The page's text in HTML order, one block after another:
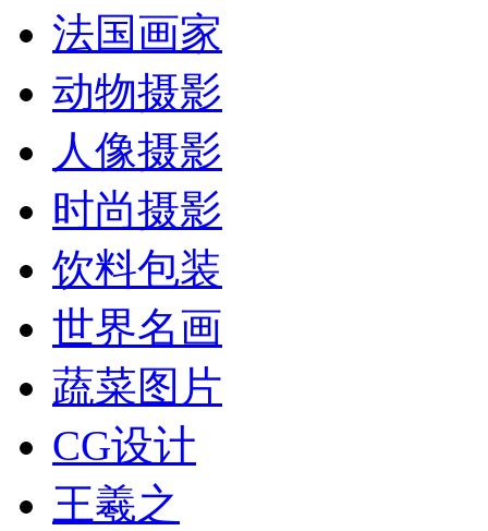
法国画家
动物摄影
人像摄影
时尚摄影
饮料包装
世界名画
蔬菜图片
CG设计
王羲之